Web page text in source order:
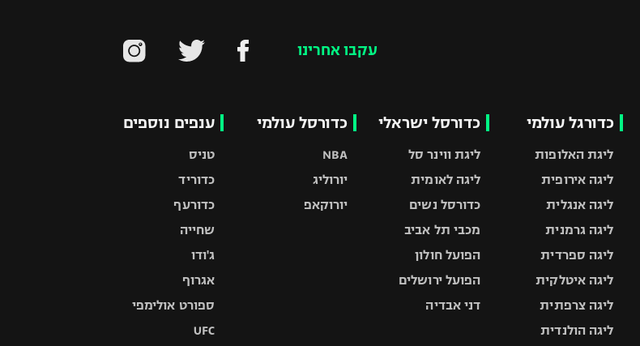
עקבו אחרינו
כדורגל עולמי
ליגת האלופות
ליגה אירופית
ליגה אנגלית
ליגה גרמנית
ליגה ספרדית
ליגה איטלקית
ליגה צרפתית
ליגה הולנדית
כדורסל ישראלי
ליגת ווינר סל
ליגה לאומית
כדורסל נשים
מכבי תל אביב
הפועל חולון
הפועל ירושלים
דני אבדיה
כדורסל עולמי
NBA
יורוליג
יורוקאפ
ענפים נוספים
טניס
כדוריד
כדורעף
שחייה
ג'ודו
אגרוף
ספורט אולימפי
UFC